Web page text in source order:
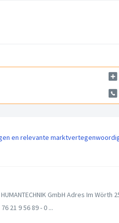
en relevante
GmbH Adres Im Wörth
21 9 56 89 - 0 ...